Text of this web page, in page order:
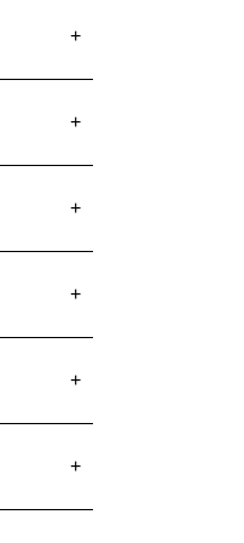
+
+
+
+
+
+